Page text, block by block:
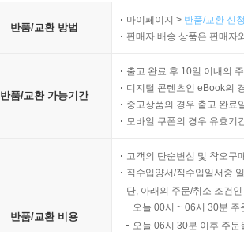
반품/교환 방법
마이페이지 > 반품/교환 신
판매자 배송 상품은 판매자
반품/교환 가능기간
출고 완료 후 10일 이내의
디지털 콘텐츠인 eBook의
중고상품의 경우 출고 완료
모바일 쿠폰의 경우 유효기
반품/교환 비용
고객의 단순변심 및 착오구
직수입양서/직수입일서중
단, 아래의 주문/취소 조건
오늘 00시 ~ 06시 30분
오늘 06시 30분 이후 주